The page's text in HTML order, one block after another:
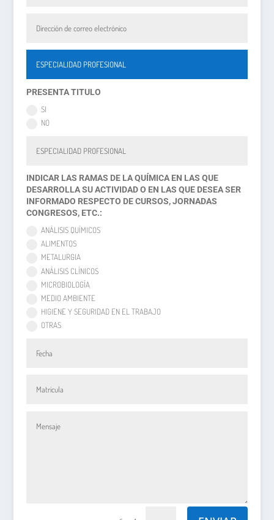
PRESENTA TITULO
SI
NO
INDICAR LAS RAMAS DE LA QUÍMICA EN LAS QUE
DESARROLLA SU ACTIVIDAD O EN LAS QUE DESEA SER
INFORMADO RESPECTO DE CURSOS, JORNADAS
CONGRESOS, ETC.:
ANÁLISIS QUÍMICOS
ALIMENTOS
METALURGIA
ANÁLISIS CLÍNICOS
MICROBIOLOGÍA
MEDIO AMBIENTE
HIGIENE Y SEGURIDAD EN EL TRABAJO
OTRAS